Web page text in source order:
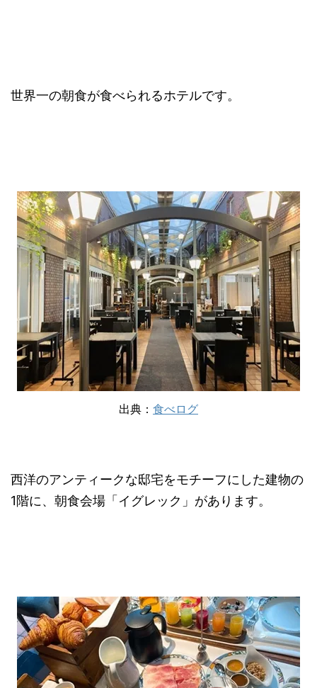
世界一の朝食が食べられるホテルです。
出典： 食べログ
西洋のアンティークな邸宅をモチーフにした建物の
1階に、朝食会場「イグレック」があります。